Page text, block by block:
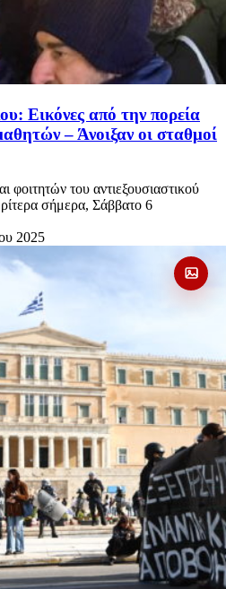
Εικόνες από την πορεία
– Άνοιξαν οι σταθμοί
του αντιεξουσιαστικού
σήμερα, Σάββατο 6
2025